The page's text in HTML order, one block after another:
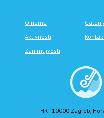
O nama
Aktivnosti
Zanimljivosti
HR - 10000 Zagreb,